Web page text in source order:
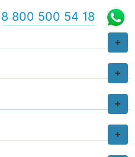
+
+
+
+
8 800 500 54 18